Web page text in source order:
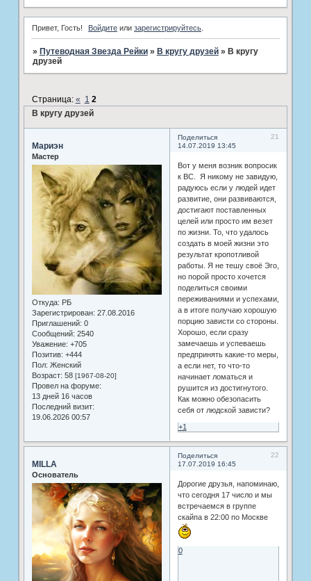
Привет, Гость! Войдите илизарегистрируйтесь
» Путеводная Звезда Рейки » В кругу друзей » В кругу
друзей
В кругу друзей
Страница: « 1 2
Поделиться
21
14.07.2019 13:45
Мариэн
Мастер
Откуда: РБ
Зарегистрирован: 27.08.2016
Приглашений: 0
Сообщений: 2540
Уважение: +705
Позитив: +444
Пол: Женский
Возраст: 58 [1967-08-20]
Провел на форуме:
13 дней 16 часов
Последний визит:
19.06.2026 00:57
Вот у меня возник вопросик
к ВС. Я никому не завидую,
радуюсь если у людей идет
развитие, они развиваются,
достигают поставленных
целей или просто им везет
по жизни. То, что удалось
создать в моей жизни это
результат кропотливой
работы. Я не тешу своё Эго,
но порой просто хочется
поделиться своими
переживаниями и успехами,
а в итоге получаю хорошую
порцию зависти со стороны.
Хорошо, если сразу
замечаешь и успеваешь
предпринять какие-то меры,
а если нет, то что-то
начинает ломаться и
рушится из достигнутого.
Как можно обезопасить
себя от людской зависти?
+1
Поделиться
22
17.07.2019 16:45
MILLA
Основатель
Дорогие друзья, напоминаю,
что сегодня 17 число и мы
встречаемся в группе
скайпа в 22:00 по Москве
0